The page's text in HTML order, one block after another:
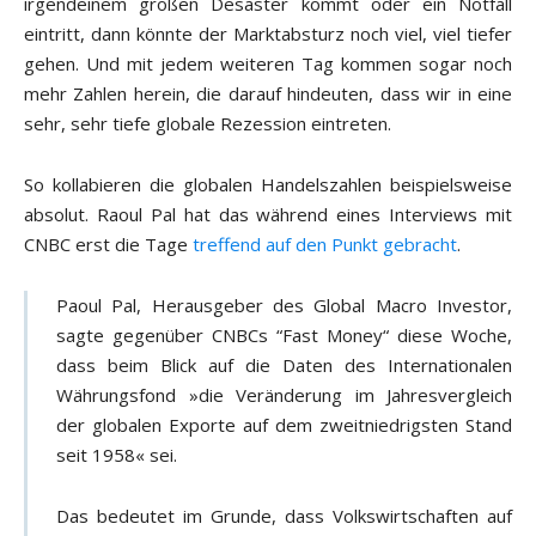
eintritt, dann könnte der Marktabsturz noch viel, viel tiefer
gehen. Und mit jedem weiteren Tag kommen sogar noch
mehr Zahlen herein, die darauf hindeuten, dass wir in eine
sehr, sehr tiefe globale Rezession eintreten.
So kollabieren die globalen Handelszahlen beispielsweise
absolut. Raoul Pal hat das während eines Interviews mit
CNBC erst die Tage treffend auf den Punkt gebracht.
Paoul Pal, Herausgeber des Global Macro Investor,
sagte gegenüber CNBCs “Fast Money“ diese Woche,
dass beim Blick auf die Daten des Internationalen
Währungsfond »die Veränderung im Jahresvergleich
der globalen Exporte auf dem zweitniedrigsten Stand
seit 1958« sei.
Das bedeutet im Grunde, dass Volkswirtschaften auf